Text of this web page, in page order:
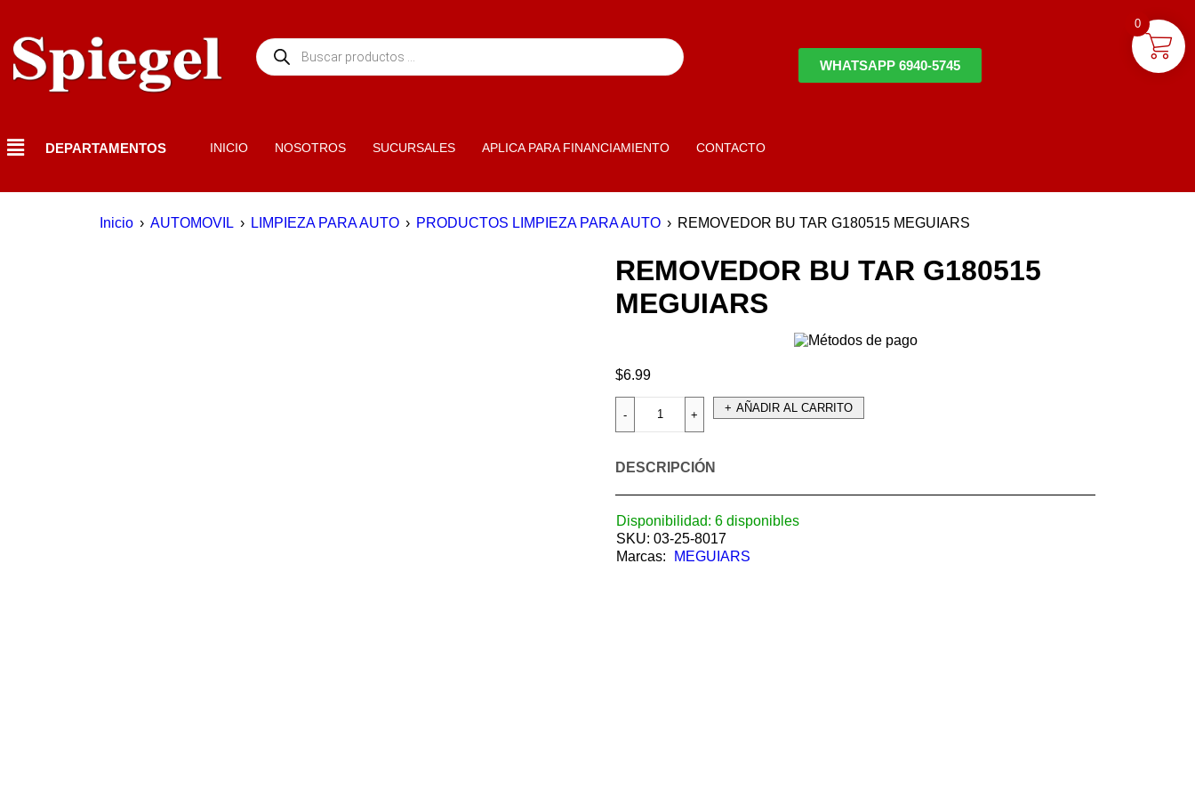
WHATSAPP 6940-5745
DEPARTAMENTOS INICIO NOSOTROS SUCURSALES APLICA PARA FINANCIAMIENTO CONTACTO
Inicio › AUTOMOVIL › LIMPIEZA PARA AUTO › PRODUCTOS LIMPIEZA PARA AUTO › REMOVEDOR BU TAR G180515 MEGUIARS
REMOVEDOR BU TAR G180515
MEGUIARS
$6.99
AÑADIR AL CARRITO
DESCRIPCIÓN
Disponibilidad: 6 disponibles
SKU: 03-25-8017
Marcas:
MEGUIARS
0